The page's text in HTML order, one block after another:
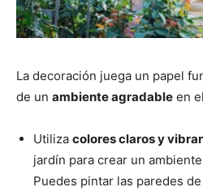
La decoración juega un papel
de un ambiente agradable en
Utiliza colores claros y
jardín para crear un
Puedes pintar las paredes